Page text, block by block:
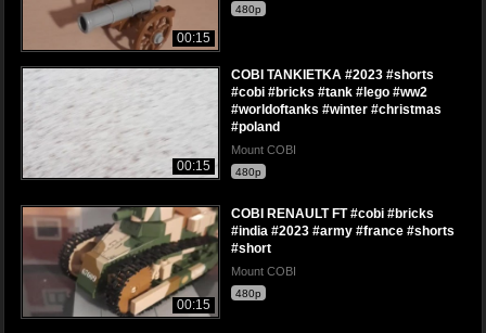
00:15
480p
00:15
COBI TANKIETKA #2023 #shorts
#cobi #bricks #tank #lego #ww2
#worldoftanks #winter #christmas
#poland
Mount COBI
480p
00:15
COBI RENAULT FT #cobi #bricks
#india #2023 #army #france #shorts
#short
Mount COBI
480p